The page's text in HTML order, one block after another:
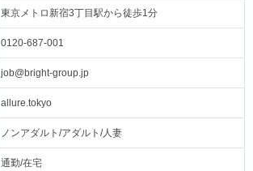
東京メトロ新宿3丁目駅から徒歩1分
0120-687-001
job@bright-group.jp
allure.tokyo
ノンアダルト/アダルト/人妻
通勤/在宅